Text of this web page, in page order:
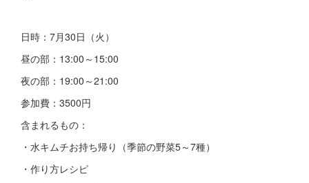
日時：7月30日（火）
昼の部：13:00～15:00
夜の部：19:00～21:00
参加費：3500円
含まれるもの：
・水キムチお持ち帰り（季節の野菜5～7種）
・作り方レシピ